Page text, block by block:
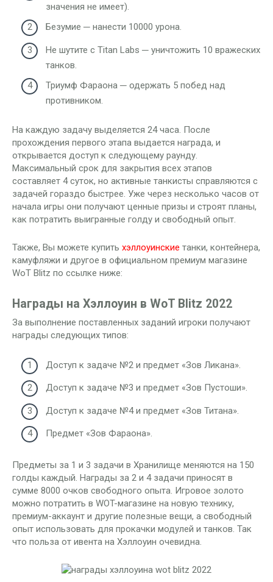
значения не имеет).
Безумие ─ нанести 10000 урона.
Не шутите с Titan Labs ─ уничтожить 10 вражеских
танков.
Триумф Фараона ─ одержать 5 побед над
противником.
На каждую задачу выделяется 24 часа. После
прохождения первого этапа выдается награда, и
открывается доступ к следующему раунду.
Максимальный срок для закрытия всех этапов
составляет 4 суток, но активные танкисты справляются с
задачей гораздо быстрее. Уже через несколько часов от
начала игры они получают ценные призы и строят планы,
как потратить выигранные голду и свободный опыт.
Также, Вы можете купить хэллоуинские танки, контейнера,
камуфляжи и другое в официальном премиум магазине
WoT Blitz по ссылке ниже:
Награды на Хэллоуин в WoT Blitz 2022
За выполнение поставленных заданий игроки получают
награды следующих типов:
Доступ к задаче №2 и предмет «Зов Ликана».
Доступ к задаче №3 и предмет «Зов Пустоши».
Доступ к задаче №4 и предмет «Зов Титана».
Предмет «Зов Фараона».
Предметы за 1 и 3 задачи в Хранилище меняются на 150
голды каждый. Награды за 2 и 4 задачи приносят в
сумме 8000 очков свободного опыта. Игровое золото
можно потратить в WOT-магазине на новую технику,
премиум-аккаунт и другие полезные вещи, а свободный
опыт использовать для прокачки модулей и танков. Так
что польза от ивента на Хэллоуин очевидна.